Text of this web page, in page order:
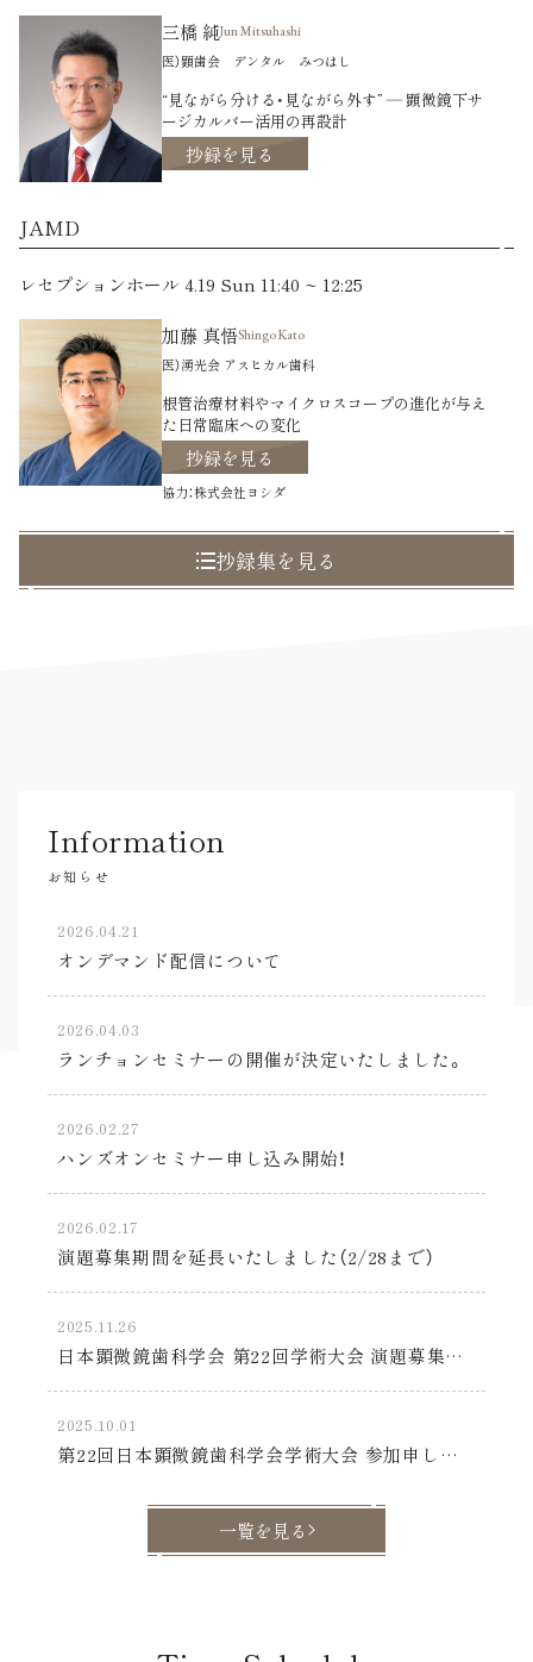
三橋 純Jun Mitsuhashi
医）顕歯会 デンタル みつはし
“見ながら分ける・見ながら外す” ― 顕微鏡下サ
ージカルバー活用の再設計
抄録を見る
JAMD
レセプションホール 4.19 Sun 11:40 ~ 12:25
加藤 真悟Shingo Kato
医）湧光会 アスヒカル歯科
根管治療材料やマイクロスコープの進化が与え
た日常臨床への変化
抄録を見る
協力：株式会社ヨシダ
抄録集を見る
Information
お知らせ
2026.04.21
オンデマンド配信について
2026.04.03
ランチョンセミナーの開催が決定いたしました。
2026.02.27
ハンズオンセミナー申し込み開始！
2026.02.17
演題募集期間を延長いたしました（2/28まで）
2025.11.26
日本顕微鏡歯科学会 第22回学術大会 演題募集のご案内
2025.10.01
第22回日本顕微鏡歯科学会学術大会 参加申し込み受付開始！
一覧を見る